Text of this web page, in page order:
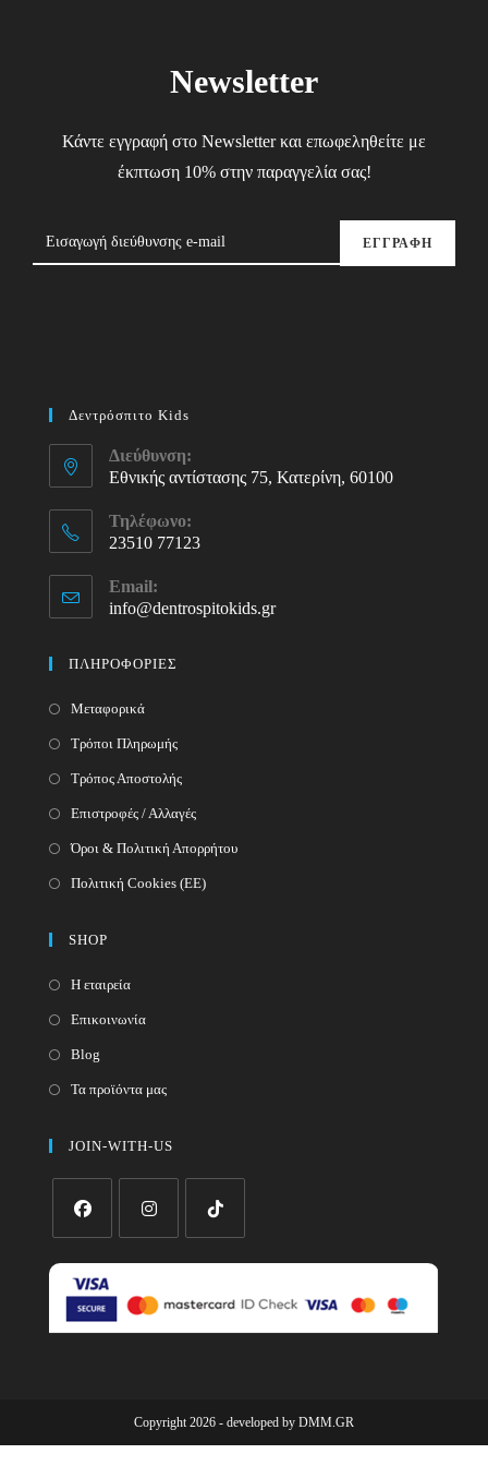
Newsletter
Κάντε εγγραφή στο Newsletter και επωφεληθείτε με
έκπτωση 10% στην παραγγελία σας!
ΕΓΓΡΑΦΗ
Δεντρόσπιτο Kids
Διεύθυνση:
Εθνικής αντίστασης 75, Κατερίνη, 60100
Τηλέφωνο:
23510 77123
in
your
Email:
info@dentrospitokids.grOpens
ΠΛΗΡΟΦΟΡΙΕΣ
Μεταφορικά
Τρόποι Πληρωμής
Τρόπος Αποστολής
Επιστροφές / Αλλαγές
Όροι & Πολιτική Απορρήτου
Πολιτική Cookies (ΕΕ)
SHOP
Η εταιρεία
Επικοινωνία
Blog
Τα προϊόντα μας
JOIN-WITH-US
new
new
a
new
Copyright 2026 - developed by DMM.GR